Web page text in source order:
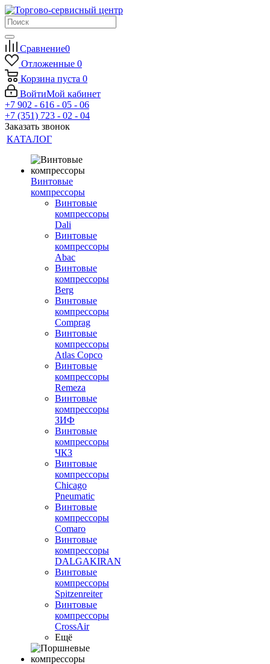
Сравнение0
Отложенные 0
Корзина пуста 0
ВойтиМой кабинет
+7 902 - 616 - 05 - 06
+7 (351) 723 - 02 - 04
Заказать звонок
КАТАЛОГ
Винтовые
компрессоры
Винтовые
компрессоры
Dali
Винтовые
компрессоры
Abac
Винтовые
компрессоры
Berg
Винтовые
компрессоры
Comprag
Винтовые
компрессоры
Atlas Copco
Винтовые
компрессоры
Remeza
Винтовые
компрессоры
ЗИФ
Винтовые
компрессоры
ЧКЗ
Винтовые
компрессоры
Chicago
Pneumatic
Винтовые
компрессоры
Comaro
Винтовые
компрессоры
DALGAKIRAN
Винтовые
компрессоры
Spitzenreiter
Винтовые
компрессоры
CrossAir
Ещё